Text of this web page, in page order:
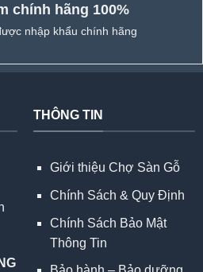
chính hãng 100%
nhập khẩu chính hãng
THÔNG TIN
Giới thiệu Chợ Sàn Gỗ
Chính Sách & Quy Định
Chính Sách Bảo Mật
Thông Tin